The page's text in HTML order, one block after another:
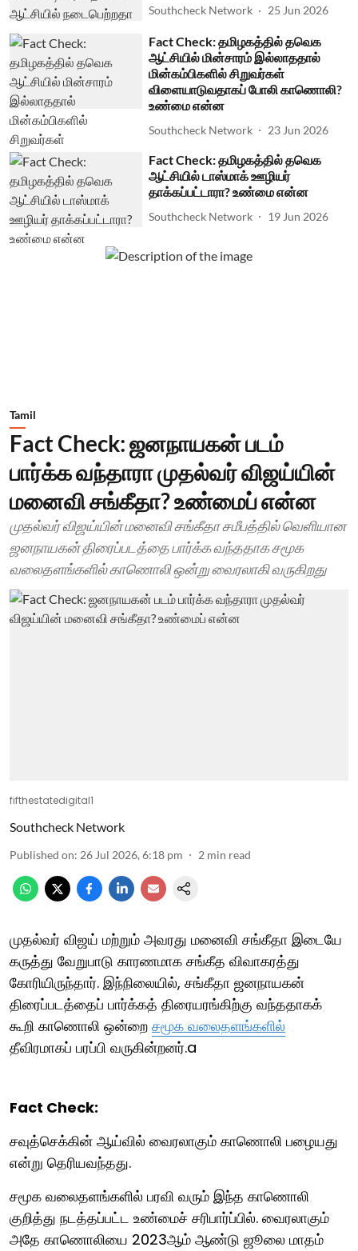
Southcheck Network 25 Jun 2026
Fact Check: தமிழகத்தில் தவெக
ஆட்சியில் மின்சாரம் இல்லாததால்
மின்கம்பிகளில் சிறுவர்கள்
விளையாடுவதாகப் போலி காணொலி?
உண்மை என்ன
Southcheck Network 23 Jun 2026
Fact Check: தமிழகத்தில் தவெக
ஆட்சியில் டாஸ்மாக் ஊழியர்
தாக்கப்பட்டாரா? உண்மை என்ன
Southcheck Network 19 Jun 2026
Tamil
Fact Check: ஜனநாயகன் படம்
பார்க்க வந்தாரா முதல்வர் விஜய்யின்
மனைவி சங்கீதா? உண்மைப் என்ன
முதல்வர் விஜய்யின் மனைவி சங்கீதா சமீபத்தில் வெளியான
ஜனநாயகன் திரைப்படத்தை பார்க்க வந்ததாக சமூக
வலைதளங்களில் காணொலி ஒன்று வைரலாகி வருகிறது
fifthestatedigital1
Southcheck Network
Published on: 26 Jul 2026, 6:18 pm 2 min read
முதல்வர் விஜய் மற்றும் அவரது மனைவி சங்கீதா இடையே
கருத்து வேறுபாடு காரணமாக சங்கீத விவாகரத்து
கோரியிருந்தார். இந்நிலையில், சங்கீதா ஜனநாயகன்
திரைப்படத்தைப் பார்க்கத் திரையரங்கிற்கு வந்ததாகக்
கூறி காணொலி ஒன்றை சமூக வலைதளங்களில்
தீவிரமாகப் பரப்பி வருகின்றனர்.a
Fact Check:
சவுத்செக்கின் ஆய்வில் வைரலாகும் காணொலி பழையது
என்று தெரியவந்தது.
சமூக வலைதளங்களில் பரவி வரும் இந்த காணொலி
குறித்து நடத்தப்பட்ட உண்மைச் சரிபார்ப்பில். வைரலாகும்
அதே காணொலியை 2023ஆம் ஆண்டு ஜூலை மாதம்